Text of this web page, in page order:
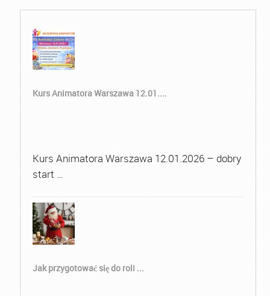
Kurs Animatora Warszawa 12.01....
Kurs Animatora Warszawa 12.01.2026 – dobry
start …
Jak przygotować się do roli ...